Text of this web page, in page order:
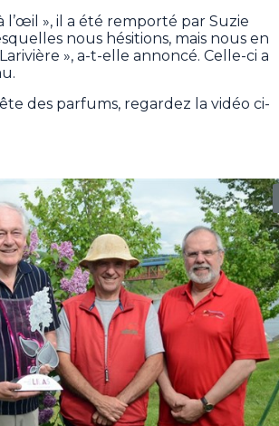
l’œil », il a été remporté par Suzie
nous hésitions, mais nous en
», a-t-elle annoncé. Celle-ci a
des parfums, regardez la vidéo ci-